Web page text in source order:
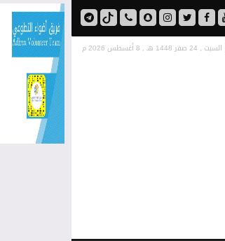
السبت , 24 صفر 1448 هـ , 8 أغسطس 2026 م